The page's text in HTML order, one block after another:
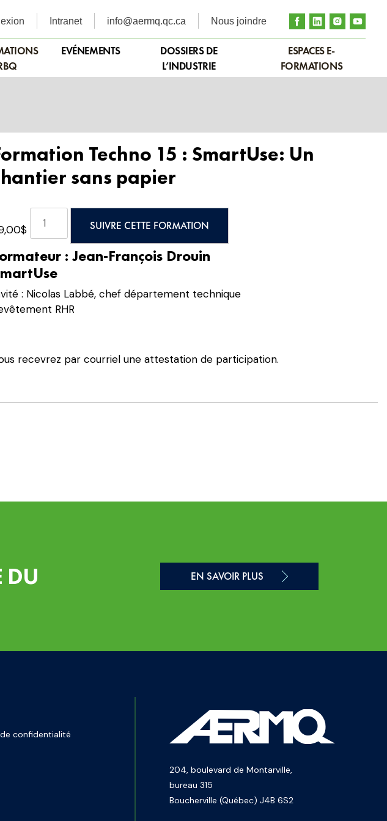
Intranet info@aermq.qc.ca Nous joindre
EVÉNEMENTS
DOSSIERS DE
L’INDUSTRIE
ESPACES E-
FORMATIONS
Techno 15 : SmartUse: Un
sans papier
$
Formation
Techno
15
:
SmartUse:
papier
SUIVRE CETTE FORMATION
: Jean-François Drouin
: Nicolas Labbé, chef département technique
RHR
recevrez par courriel une attestation de participation.
DU
EN SAVOIR PLUS
confidentialité
204, boulevard de Montarville,
bureau 315
Boucherville (Québec) J4B 6S2